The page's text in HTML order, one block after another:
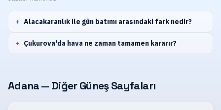
Alacakaranlık ile gün batımı arasındaki fark nedir?
Çukurova'da hava ne zaman tamamen kararır?
Adana — Diğer Güneş Sayfaları